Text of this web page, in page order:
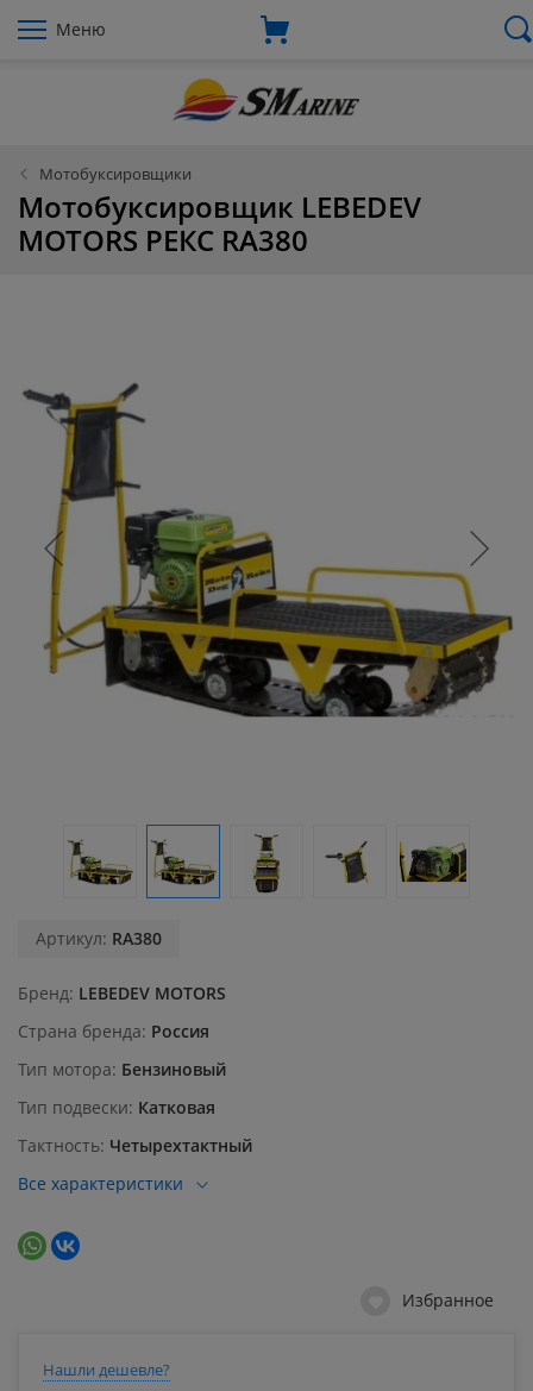
Меню
Мотобуксировщики
Мотобуксировщик LEBEDEV
MOTORS РЕКС RA380
Артикул: RA380
Бренд LEBEDEV MOTORS
Страна бренда Россия
Тип мотора Бензиновый
Тип подвески Катковая
Тактность Четырехтактный
Все характеристики
Избранное
Нашли дешевле?